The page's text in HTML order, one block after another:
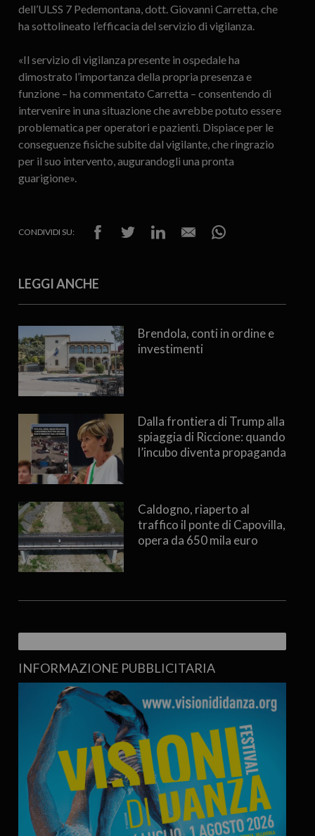
dell’ULSS 7 Pedemontana, dott. Giovanni Carretta, che
ha sottolineato l’efficacia del servizio di vigilanza.
«Il servizio di vigilanza presente in ospedale ha
dimostrato l’importanza della propria presenza e
funzione – ha commentato Carretta – consentendo di
intervenire in una situazione che avrebbe potuto essere
problematica per operatori e pazienti. Dispiace per le
conseguenze fisiche subite dal vigilante, che ringrazio
per il suo intervento, augurandogli una pronta
guarigione».
CONDIVIDI SU:
LEGGI ANCHE
Brendola, conti in ordine e
investimenti
Dalla frontiera di Trump alla
spiaggia di Riccione: quando
l’incubo diventa propaganda
Caldogno, riaperto al
traffico il ponte di Capovilla,
opera da 650 mila euro
INFORMAZIONE PUBBLICITARIA